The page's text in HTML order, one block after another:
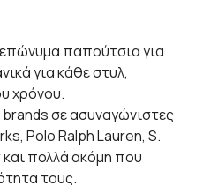
παπούτσια για
για κάθε στυλ,
χρόνου.
σε ασυναγώνιστες
Polo Ralph Lauren, S.
πολλά ακόμη που
τους.